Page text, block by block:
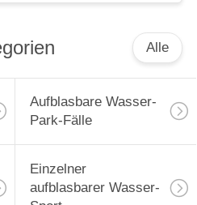
Alle
Aufblasbare Wasser-
Park-Fälle
Einzelner
aufblasbarer Wasser-